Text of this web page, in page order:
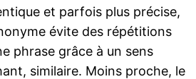
et parfois plus précise,
évite des répétitions
phrase grâce à un sens
similaire. Moins proche, le